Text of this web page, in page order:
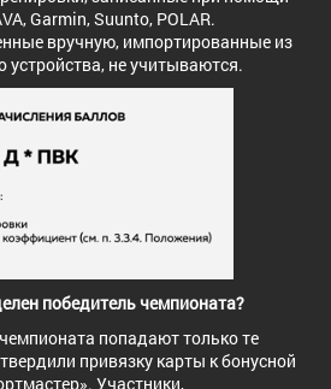
Garmin, Suunto, POLAR.
вручную, импортированные из
устройства, не учитываются.
победитель чемпионата?
попадают только те
привязку карты к бонусной
Участники,